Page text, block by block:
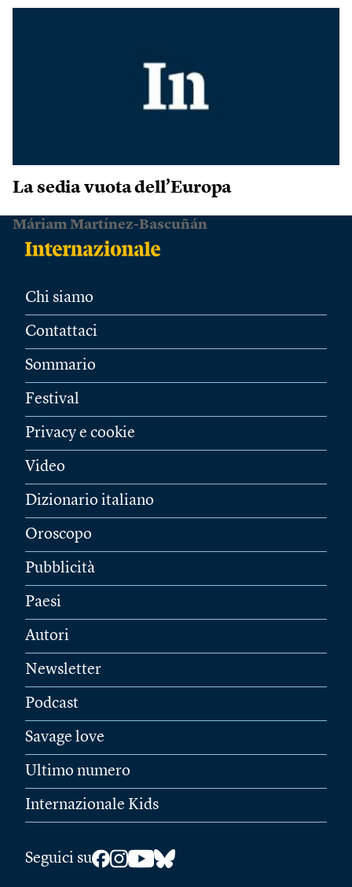
La sedia vuota dell’Europa
Máriam Martínez-Bascuñán
Chi siamo
Contattaci
Sommario
Festival
Privacy e cookie
Video
Dizionario italiano
Oroscopo
Pubblicità
Paesi
Autori
Newsletter
Podcast
Savage love
Ultimo numero
Internazionale Kids
Seguici su